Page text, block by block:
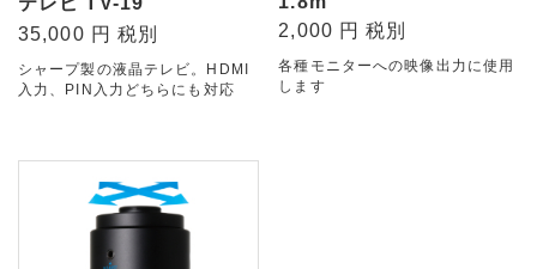
35,000 円 税別
シャープ製の液晶テレビ。HDMI
入力、PIN入力どちらにも対応
2,000 円 税別
各種モニターへの映像出力に使用
します